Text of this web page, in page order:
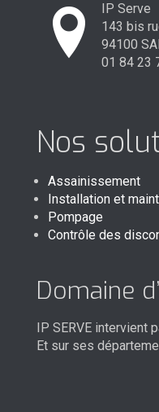
IP Serve
143 bis
94100
01 84 23
Nos
Assainissement
Installation et
Pompage
Contrôle des
Domaine
IP SERVE intervient
Et sur ses